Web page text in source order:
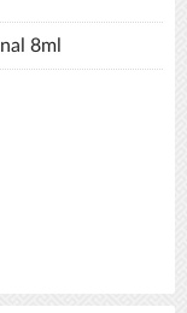
8ml